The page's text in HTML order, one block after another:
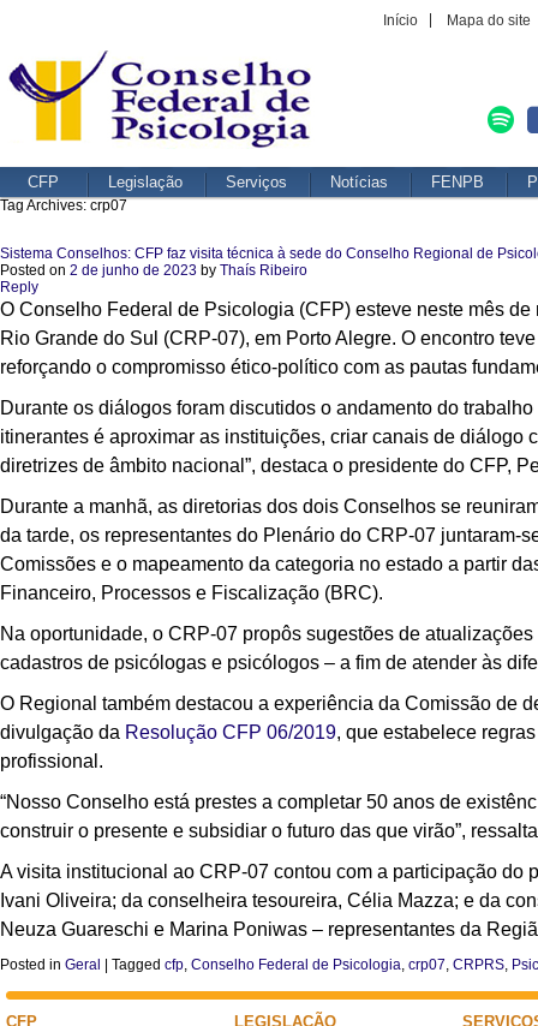
Início Mapa do site
CFP Legislação Serviços Notícias FENPB
Tag Archives: crp07
Sistema Conselhos: CFP faz visita técnica à sede do Conselho Regional de
Posted on 2 de junho de 2023 by Thaís Ribeiro
Reply
O Conselho Federal de Psicologia (CFP) esteve neste mês
Rio Grande do Sul (CRP-07), em Porto Alegre. O encontro
reforçando o compromisso ético-político com as pautas
Durante os diálogos foram discutidos o andamento do
itinerantes é aproximar as instituições, criar canais de
diretrizes de âmbito nacional”, destaca o presidente do CFP,
Durante a manhã, as diretorias dos dois Conselhos se
da tarde, os representantes do Plenário do CRP-07 juntaram-
Comissões e o mapeamento da categoria no estado a partir
Financeiro, Processos e Fiscalização (BRC).
Na oportunidade, o CRP-07 propôs sugestões de
cadastros de psicólogas e psicólogos – a fim de atender às
O Regional também destacou a experiência da Comissão de
divulgação da Resolução CFP 06/2019, que estabelece
profissional.
“Nosso Conselho está prestes a completar 50 anos de
construir o presente e subsidiar o futuro das que virão”,
A visita institucional ao CRP-07 contou com a participação
Ivani Oliveira; da conselheira tesoureira, Célia Mazza; e da
Neuza Guareschi e Marina Poniwas – representantes da
Posted in Geral Tagged cfp, Conselho Federal de Psicologia, crp07, CRPRS,
CFP LEGISLAÇÃO